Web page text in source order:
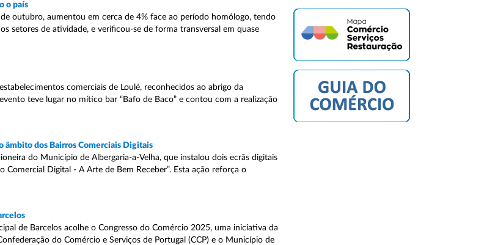
o país
outubro, aumentou em cerca de 4% face ao período homólogo, tendo
setores de atividade, e verificou-se de forma transversal em quase
comerciais de Loulé, reconhecidos ao abrigo da
teve lugar no mítico bar “Bafo de Baco” e contou com a realização
âmbito dos Bairros Comerciais Digitais
do Município de Albergaria-a-Velha, que instalou dois ecrãs digitais
Digital - A Arte de Bem Receber”. Esta ação reforça o
de Barcelos acolhe o Congresso do Comércio 2025, uma iniciativa da
do Comércio e Serviços de Portugal (CCP) e o Município de